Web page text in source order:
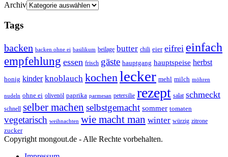
Archiv
Tags
backen backen ohne ei basilikum beilage butter chili eier eifrei einfach
empfehlung essen frisch gäste hauptgang hauptspeise herbst
honig kinder knoblauch kochen lecker mehl milch möhren
nudeln ohne ei olivenöl paprika parmesan petersilie rezept salat schmeckt
schnell selber machen selbstgemacht sommer tomaten
vegetarisch weihnachten wie macht man winter würzig zitrone
zucker
Copyright mongout.de - Alle Rechte vorbehalten.